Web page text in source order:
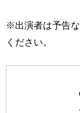
※出演者は予告
ください。